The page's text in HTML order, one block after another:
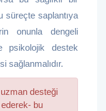
süreçte saplantıya
onunla dengeli
psikolojik destek
sağlanmalıdır.
desteği
bu